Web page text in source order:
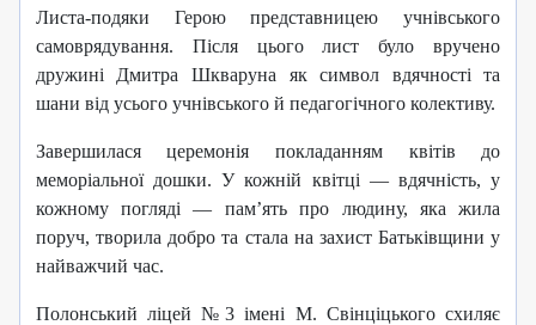
Листа-подяки Герою представницею учнівського
самоврядування. Після цього лист було вручено
дружині Дмитра Шкваруна як символ вдячності та
шани від усього учнівського й педагогічного колективу.
Завершилася церемонія покладанням квітів до
меморіальної дошки. У кожній квітці — вдячність, у
кожному погляді — пам’ять про людину, яка жила
поруч, творила добро та стала на захист Батьківщини у
найважчий час.
Полонський ліцей №3 імені М. Свінціцького схиляє